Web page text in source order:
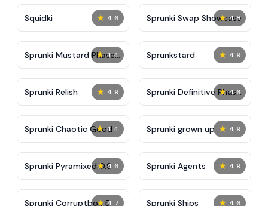
★ 4.6
Squidki ★ 4.8
Sprunki Swap Showcase
★ 4.4
Sprunki Mustard Phase
2
★ 4.9
Sprunkstard
★ 4.9
Sprunki Relish ★ 4.6
Sprunki Definitive Phase
7
★ 4.4
Sprunki Chaotic Good ★ 4.9
Sprunki grown up
★ 4.6
Sprunki Pyramixed 0.9 ★ 4.9
Sprunki Agents
★ 4.7
Sprunki Corruptbox 5 ★ 4.6
Sprunki Ships